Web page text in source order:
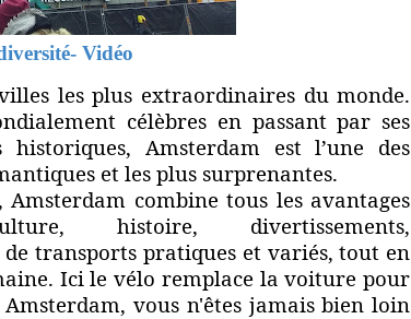
Vidéo
les plus extraordinaires du monde.
célèbres en passant par ses
Amsterdam est l’une des
et les plus surprenantes.
combine tous les avantages
histoire, divertissements,
detransports pratiques et variés, tout en
Ici le vélo remplace la voiture pour
vous n'êtes jamais bien loin